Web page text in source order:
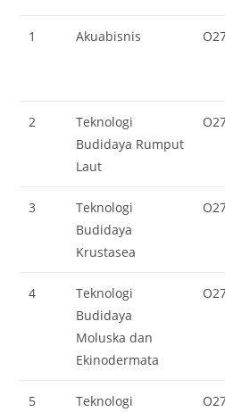
1 Akuabisnis
2
Teknologi
Budidaya Rumput
Laut
3
Teknologi
Budidaya
Krustasea
4
Teknologi
Budidaya
Moluska dan
Ekinodermata
5
Teknologi